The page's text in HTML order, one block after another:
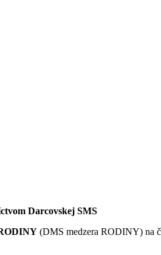
Darcovskej SMS
(DMS medzera RODINY) na